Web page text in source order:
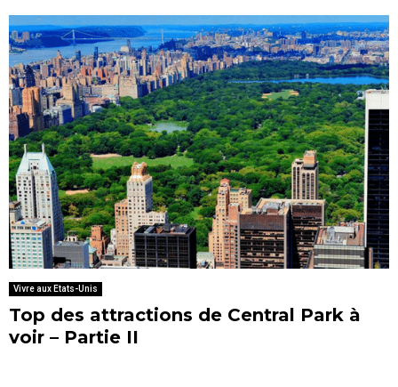
Vivre aux Etats-Unis
Top des attractions de Central Park à
voir – Partie II